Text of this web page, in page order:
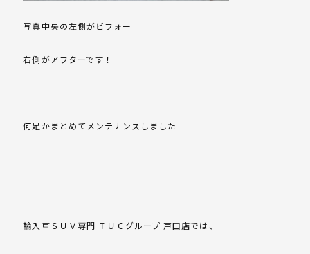
写真中央の左側がビフォー
右側がアフターです！
何足かまとめてメンテナンスしました
輸入車ＳＵＶ専門 ＴＵＣグループ 戸田店では、